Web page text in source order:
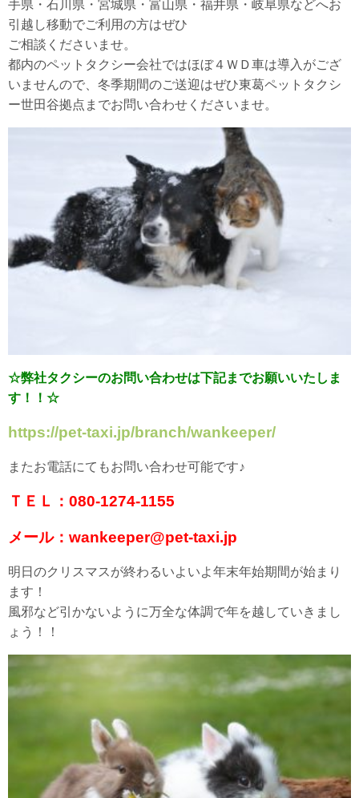
手県・石川県・宮城県・富山県・福井県・岐阜県などへお
引越し移動でご利用の方はぜひ
ご相談くださいませ。
都内のペットタクシー会社ではほぼ４ＷＤ車は導入がござ
いませんので、冬季期間のご送迎はぜひ東葛ペットタクシ
ー世田谷拠点までお問い合わせくださいませ。
☆弊社タクシーのお問い合わせは下記までお願いいたしま
す！！☆
https://pet-taxi.jp/branch/wankeeper/
またお電話にてもお問い合わせ可能です♪
ＴＥＬ：080-1274-1155
メール：wankeeper@pet-taxi.jp
明日のクリスマスが終わるいよいよ年末年始期間が始まり
ます！
風邪など引かないように万全な体調で年を越していきまし
ょう！！